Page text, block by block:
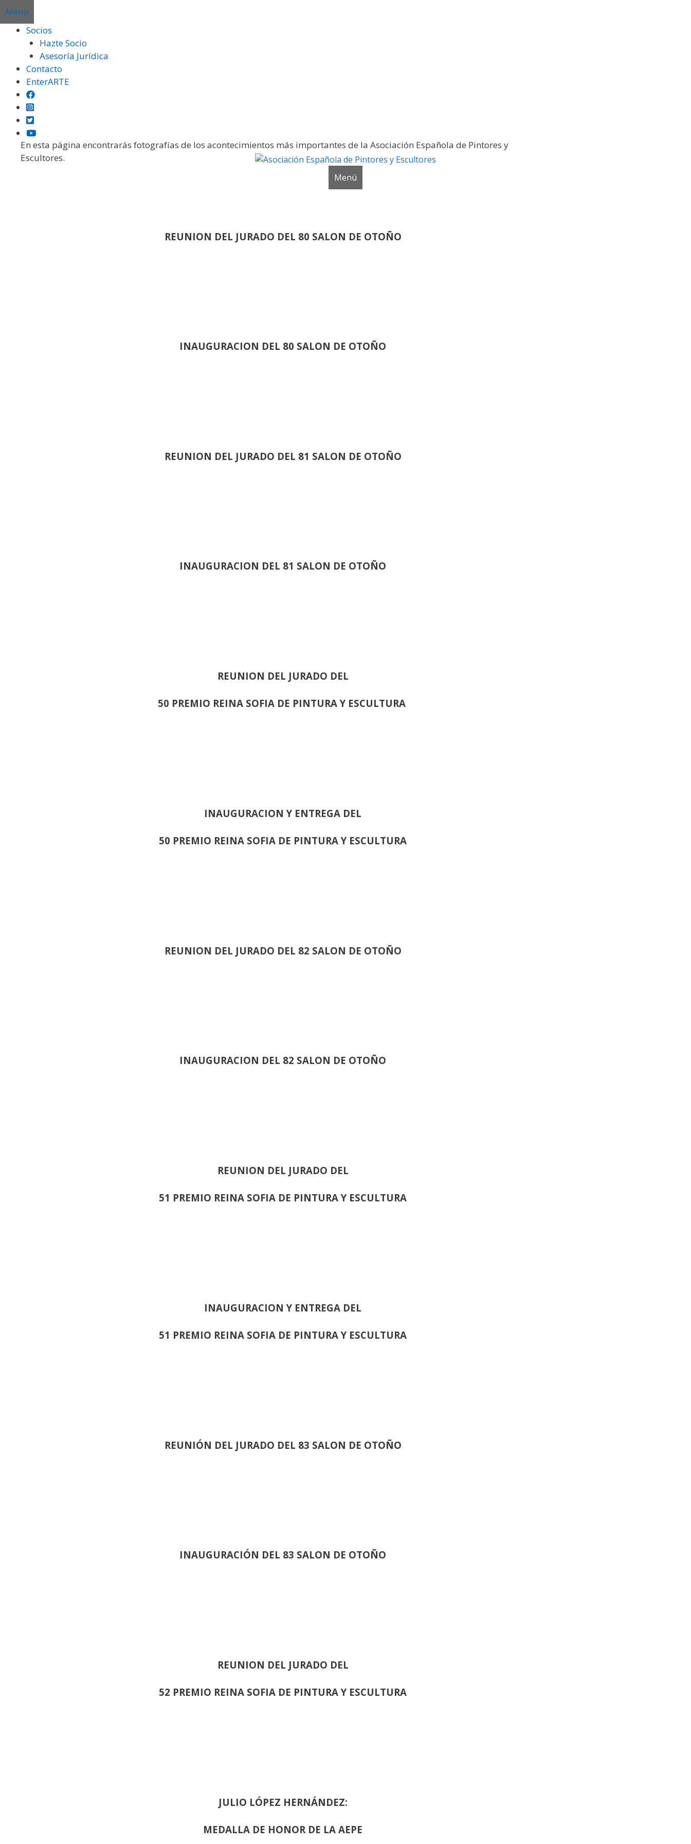
Saltar
al
contenido
Menu
Socios
Hazte Socio
Asesoría Jurídica
Contacto
EnterARTE
Menú
En esta página encontrarás fotografías de los acontecimientos más importantes de la Asociación Española de Pintores y
Escultores.
REUNION DEL JURADO DEL 80 SALON DE OTOÑO
INAUGURACION DEL 80 SALON DE OTOÑO
REUNION DEL JURADO DEL 81 SALON DE OTOÑO
INAUGURACION DEL 81 SALON DE OTOÑO
REUNION DEL JURADO DEL
50 PREMIO REINA SOFIA DE PINTURA Y ESCULTURA
INAUGURACION Y ENTREGA DEL
50 PREMIO REINA SOFIA DE PINTURA Y ESCULTURA
REUNION DEL JURADO DEL 82 SALON DE OTOÑO
INAUGURACION DEL 82 SALON DE OTOÑO
REUNION DEL JURADO DEL
51 PREMIO REINA SOFIA DE PINTURA Y ESCULTURA
INAUGURACION Y ENTREGA DEL
51 PREMIO REINA SOFIA DE PINTURA Y ESCULTURA
REUNIÓN DEL JURADO DEL 83 SALON DE OTOÑO
INAUGURACIÓN DEL 83 SALON DE OTOÑO
REUNION DEL JURADO DEL
52 PREMIO REINA SOFIA DE PINTURA Y ESCULTURA
JULIO LÓPEZ HERNÁNDEZ:
MEDALLA DE HONOR DE LA AEPE